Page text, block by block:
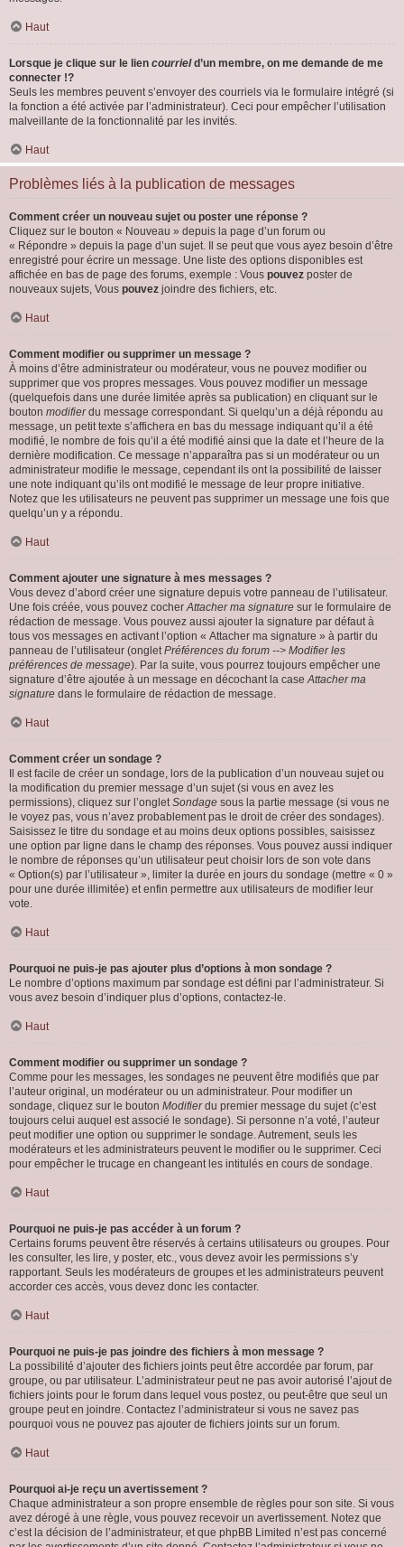
Haut
Lorsque je clique sur le lien courrield’un membre, on me demande de me
connecter !?
Seuls les membres peuvent s’envoyer des courriels via le formulaire intégré (si
la fonction a été activée par l’administrateur). Ceci pour empêcher l’utilisation
malveillante de la fonctionnalité par les invités.
Haut
Problèmes liés à la publication de messages
Comment créer un nouveau sujet ou poster une réponse ?
Cliquez sur le bouton « Nouveau » depuis la page d’un forum ou
« Répondre » depuis la page d’un sujet. Il se peut que vous ayez besoin d’être
enregistré pour écrire un message. Une liste des options disponibles est
affichée en bas de page des forums, exemple : Vous pouvez poster de
nouveaux sujets, Vous pouvez joindre des fichiers, etc.
Haut
Comment modifier ou supprimer un message ?
À moins d’être administrateur ou modérateur, vous ne pouvez modifier ou
supprimer que vos propres messages. Vous pouvez modifier un message
(quelquefois dans une durée limitée après sa publication) en cliquant sur le
bouton modifierdu message correspondant. Si quelqu’un a déjà répondu au
message, un petit texte s’affichera en bas du message indiquant qu’il a été
modifié, le nombre de fois qu’il a été modifié ainsi que la date et l’heure de la
dernière modification. Ce message n’apparaîtra pas si un modérateur ou un
administrateur modifie le message, cependant ils ont la possibilité de laisser
une note indiquant qu’ils ont modifié le message de leur propre initiative.
Notez que les utilisateurs ne peuvent pas supprimer un message une fois que
quelqu’un y a répondu.
Haut
Comment ajouter une signature à mes messages ?
Vous devez d’abord créer une signature depuis votre panneau de l’utilisateur.
Une fois créée, vous pouvez cocherAttacher ma signature sur le formulaire de
rédaction de message. Vous pouvez aussi ajouter la signature par défaut à
tous vos messages en activant l’option « Attacher ma signature » à partir du
panneau de l’utilisateur (ongletPréférences du forum --> Modifier les
préférences de message). Par la suite, vous pourrez toujours empêcher une
signature d’être ajoutée à un message en décochant la caseAttacher ma
signature dans le formulaire de rédaction de message.
Haut
Comment créer un sondage ?
Il est facile de créer un sondage, lors de la publication d’un nouveau sujet ou
la modification du premier message d’un sujet (si vous en avez les
permissions), cliquez sur l’ongletSondage sous la partie message (si vous ne
le voyez pas, vous n’avez probablement pas le droit de créer des sondages).
Saisissez le titre du sondage et au moins deux options possibles, saisissez
une option par ligne dans le champ des réponses. Vous pouvez aussi indiquer
le nombre de réponses qu’un utilisateur peut choisir lors de son vote dans
« Option(s) par l’utilisateur », limiter la durée en jours du sondage (mettre « 0 »
pour une durée illimitée) et enfin permettre aux utilisateurs de modifier leur
vote.
Haut
Pourquoi ne puis-je pas ajouter plus d’options à mon sondage ?
Le nombre d’options maximum par sondage est défini par l’administrateur. Si
vous avez besoin d’indiquer plus d’options, contactez-le.
Haut
Comment modifier ou supprimer un sondage ?
Comme pour les messages, les sondages ne peuvent être modifiés que par
l’auteur original, un modérateur ou un administrateur. Pour modifier un
sondage, cliquez sur le bouton Modifierdu premier message du sujet (c’est
toujours celui auquel est associé le sondage). Si personne n’a voté, l’auteur
peut modifier une option ou supprimer le sondage. Autrement, seuls les
modérateurs et les administrateurs peuvent le modifier ou le supprimer. Ceci
pour empêcher le trucage en changeant les intitulés en cours de sondage.
Haut
Pourquoi ne puis-je pas accéder à un forum ?
Certains forums peuvent être réservés à certains utilisateurs ou groupes. Pour
les consulter, les lire, y poster, etc., vous devez avoir les permissions s’y
rapportant. Seuls les modérateurs de groupes et les administrateurs peuvent
accorder ces accès, vous devez donc les contacter.
Haut
Pourquoi ne puis-je pas joindre des fichiers à mon message ?
La possibilité d’ajouter des fichiers joints peut être accordée par forum, par
groupe, ou par utilisateur. L’administrateur peut ne pas avoir autorisé l’ajout de
fichiers joints pour le forum dans lequel vous postez, ou peut-être que seul un
groupe peut en joindre. Contactez l’administrateur si vous ne savez pas
pourquoi vous ne pouvez pas ajouter de fichiers joints sur un forum.
Haut
Pourquoi ai-je reçu un avertissement ?
Chaque administrateur a son propre ensemble de règles pour son site. Si vous
avez dérogé à une règle, vous pouvez recevoir un avertissement. Notez que
c’est la décision de l’administrateur, et que phpBB Limited n’est pas concerné